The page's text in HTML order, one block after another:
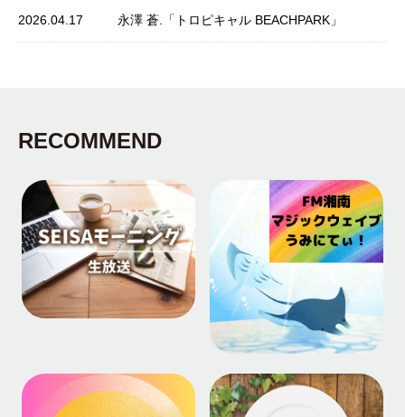
2026.04.17 永澤 蒼.「トロピキャル BEACHPARK」
RECOMMEND